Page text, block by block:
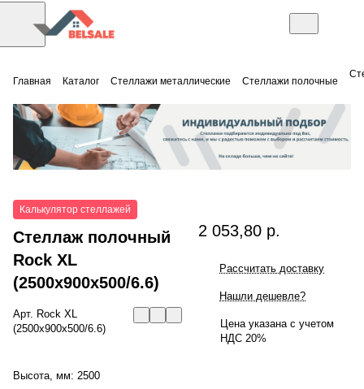
Главная Каталог Стеллажи металлические Стеллажи полочные
Калькулятор стеллажей
Стеллаж полочный
Rock XL
(2500x900x500/6.6)
Арт. Rock XL
(2500x900x500/6.6)
Высота, мм: 2500
2 053,80 р.
Рассчитать доставку
Нашли дешевле?
Цена указана с учетом
НДС 20%